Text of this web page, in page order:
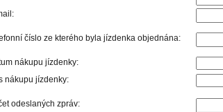
číslo ze kterého byla jízdenka objednána:
nákupu jízdenky:
nákupu jízdenky:
odeslaných zpráv: